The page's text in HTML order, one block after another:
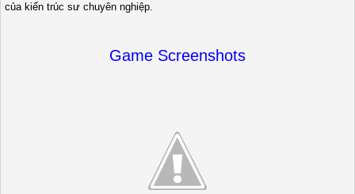
của kiến trúc sư chuyên nghiệp.
Game Screenshots